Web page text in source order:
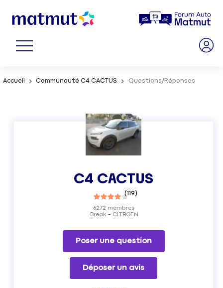
Accueil Communauté C4 CACTUS Questions/Réponses
C4 CACTUS
(119)
Break CITROEN
6272 membres
Poser une question
Déposer un avis